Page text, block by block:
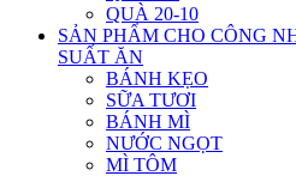
QUÀ 20-10
SẢN PHẨM CHO CÔNG
SUẤT ĂN
BÁNH KẸO
SỮA TƯƠI
BÁNH MÌ
NƯỚC NGỌT
MÌ TÔM